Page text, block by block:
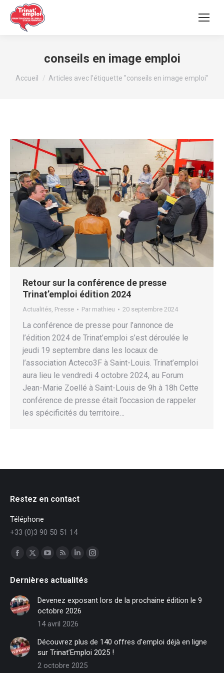
conseils en image emploi
Vous êtes ici :
Accueil Articles avec l’étiquette "conseils en image emploi"
Retour sur la conférence de presse
Trinat’emploi édition 2024
Actualités, Presse Par mathieu 20 septembre 2024
La conférence de presse pour l’annonce de
l’édition 2024 de Trinat’emploi s’est déroulée le
jeudi 19 septembre dans les locaux de
l’association Acteco3F à Saint-Louis. Trinat’emploi
aura lieu le vendredi 4 octobre 2024, au Forum
Jean-Marie Zoellé à Saint-Louis de 9h à 18h Cette
conférence de presse était l’occasion de rappeler
les spécificités du territoire…
Restez en contact
Téléphone
+33 (0)3 90 50 51 14
Trouvez nous sur :
Facebook
opens
in
new
window
X
opens
new
window
opens
in
new
window
opens
in
new
window
LinkedIn
opens
in
new
window
Instagram
in
Dernières actualités
Devenez exposant lors de la prochaine édition le 9
octobre 2026
14 avril 2026
Découvrez plus de 140 offres d’emploi déjà en ligne
sur Trinat’Emploi 2025 !
2 octobre 2025